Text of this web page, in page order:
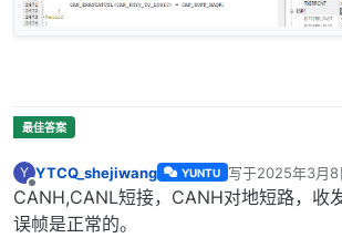
Y
离线
YTCQ_shejiwang YUNTU 写于2025年3月8
最后由 编辑
CANH,CANL短接，CANH对地短路，收
误帧是正常的。